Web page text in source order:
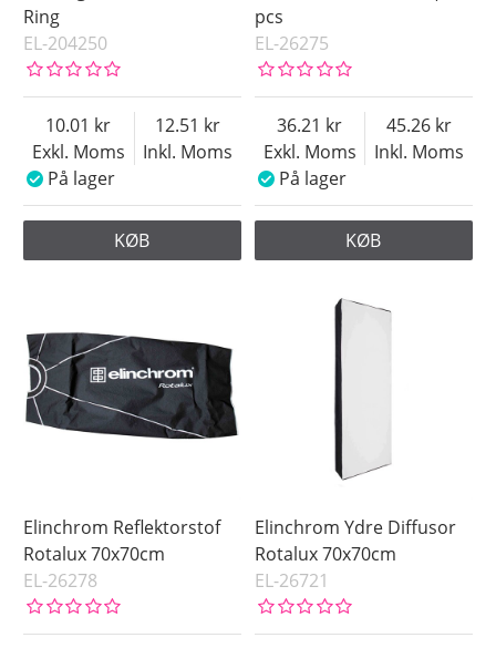
Ring
EL-204250
Exkl. Moms
10.01
Inkl. Moms
12.51
På lager
KØB
pcs
EL-26275
Exkl. Moms
36.21
Inkl. Moms
45.26
På lager
KØB
Elinchrom Reflektorstof
Rotalux 70x70cm
EL-26278
Elinchrom Ydre Diffusor
Rotalux 70x70cm
EL-26721